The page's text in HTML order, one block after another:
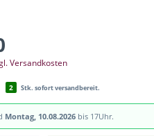
Versandkosten
2 Stk. sofort versandbereit.
Montag, 10.08.2026 bis 17Uhr.